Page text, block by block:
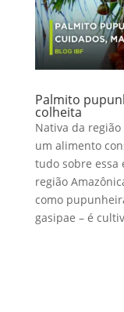
Palmito
colheita
Nativa da
um alimento
tudo sobre essa
região
como
gasipae – é